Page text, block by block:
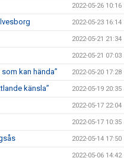
2022-05-26 10:16
2022-05-23 16:14
2022-05-21 21:34
2022-05-21 07:03
kan hända” 2022-05-20 17:28
känsla” 2022-05-19 20:35
2022-05-17 22:04
2022-05-17 10:35
2022-05-14 17:50
2022-05-06 14:42